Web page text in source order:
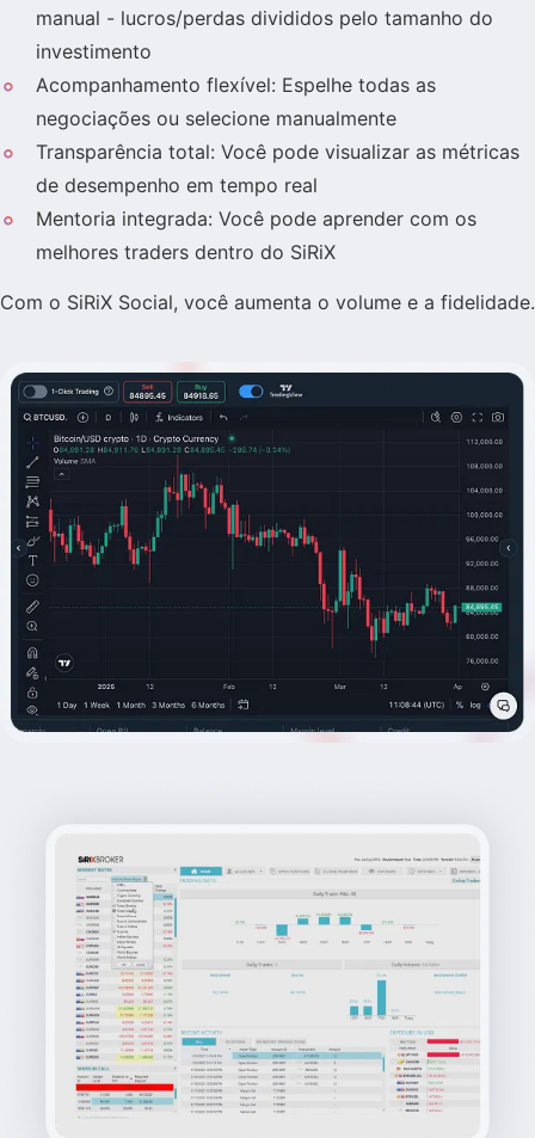
manual - lucros/perdas divididos pelo tamanho do
investimento
Acompanhamento flexível: Espelhe todas as
negociações ou selecione manualmente
Transparência total: Você pode visualizar as métricas
de desempenho em tempo real
Mentoria integrada: Você pode aprender com os
melhores traders dentro do SiRiX
Com o SiRiX Social, você aumenta o volume e a fidelidade.